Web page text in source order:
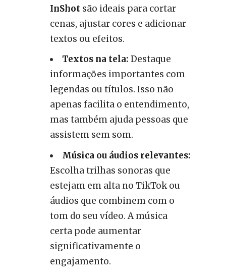
InShotsão ideais para cortar
cenas, ajustar cores e adicionar
textos ou efeitos.
Textos na tela: Destaque
informações importantes com
legendas ou títulos. Isso não
apenas facilita o entendimento,
mas também ajuda pessoas que
assistem sem som.
Música ou áudios relevantes:
Escolha trilhas sonoras que
estejam em alta no TikTok ou
áudios que combinem com o
tom do seu vídeo. A música
certa pode aumentar
significativamente o
engajamento.